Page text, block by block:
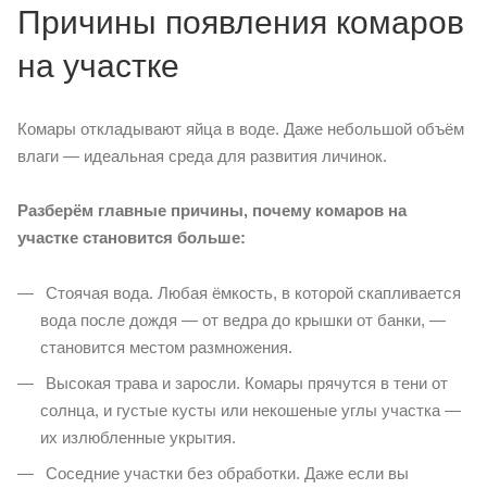
Причины появления комаров
на участке
Комары откладывают яйца в воде. Даже небольшой объём
влаги — идеальная среда для развития личинок.
Разберём главные причины, почему комаров на
участке становится больше:
Стоячая вода. Любая ёмкость, в которой скапливается
вода после дождя — от ведра до крышки от банки, —
становится местом размножения.
Высокая трава и заросли. Комары прячутся в тени от
солнца, и густые кусты или некошеные углы участка —
их излюбленные укрытия.
Соседние участки без обработки. Даже если вы